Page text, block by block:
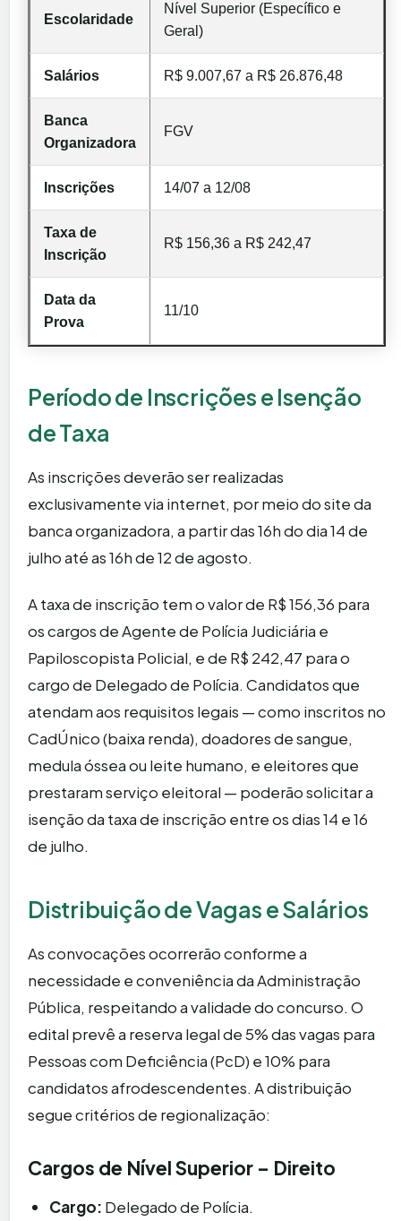
Escolaridade
Nível Superior (Específico e
Geral)
Salários R$ 9.007,67 a R$ 26.876,48
Banca
Organizadora
FGV
Inscrições 14/07 a 12/08
Taxa de
Inscrição
R$ 156,36 a R$ 242,47
Data da
Prova
11/10
Período de Inscrições e Isenção
de Taxa
As inscrições deverão ser realizadas
exclusivamente via internet, por meio do site da
banca organizadora, a partir das 16h do dia 14 de
julho até as 16h de 12 de agosto.
A taxa de inscrição tem o valor de R$ 156,36 para
os cargos de Agente de Polícia Judiciária e
Papiloscopista Policial, e de R$ 242,47 para o
cargo de Delegado de Polícia. Candidatos que
atendam aos requisitos legais — como inscritos no
CadÚnico (baixa renda), doadores de sangue,
medula óssea ou leite humano, e eleitores que
prestaram serviço eleitoral — poderão solicitar a
isenção da taxa de inscrição entre os dias 14 e 16
de julho.
Distribuição de Vagas e Salários
As convocações ocorrerão conforme a
necessidade e conveniência da Administração
Pública, respeitando a validade do concurso. O
edital prevê a reserva legal de 5% das vagas para
Pessoas com Deficiência (PcD) e 10% para
candidatos afrodescendentes. A distribuição
segue critérios de regionalização:
Cargos de Nível Superior – Direito
Cargo: Delegado de Polícia.